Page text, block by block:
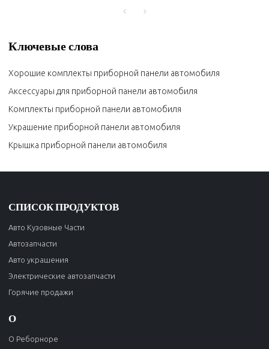
пыленепроницаемые,
Ключевые слова
Хорошие комплекты приборной панели автомобиля
Аксессуары для приборной панели автомобиля
Комплекты приборной панели автомобиля
Украшение приборной панели автомобиля
Крышка приборной панели автомобиля
СПИСОК ПРОДУКТОВ
Авто Кузовные Части
Автозапчасти
Авто украшения
Электрические автозапчасти
Горячие продажи
О
О Реборноре